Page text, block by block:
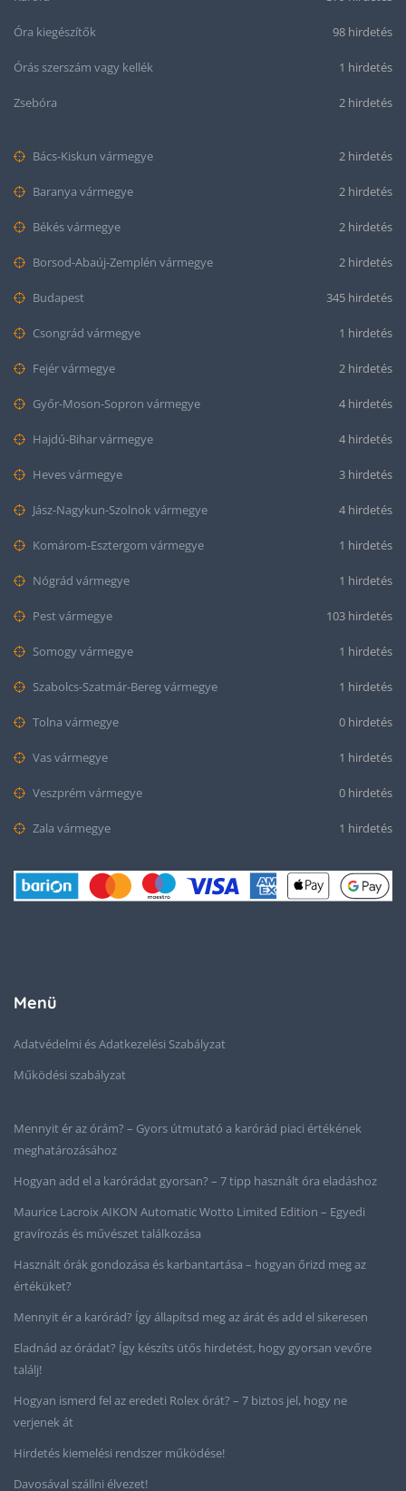
Óra kiegészítők 98 hirdetés
Órás szerszám vagy kellék 1 hirdetés
Zsebóra 2 hirdetés
Bács-Kiskun vármegye 2 hirdetés
Baranya vármegye 2 hirdetés
Békés vármegye 2 hirdetés
Borsod-Abaúj-Zemplén vármegye 2 hirdetés
Budapest 345 hirdetés
Csongrád vármegye 1 hirdetés
Fejér vármegye 2 hirdetés
Győr-Moson-Sopron vármegye 4 hirdetés
Hajdú-Bihar vármegye 4 hirdetés
Heves vármegye 3 hirdetés
Jász-Nagykun-Szolnok vármegye 4 hirdetés
Komárom-Esztergom vármegye 1 hirdetés
Nógrád vármegye 1 hirdetés
Pest vármegye 103 hirdetés
Somogy vármegye 1 hirdetés
Szabolcs-Szatmár-Bereg vármegye 1 hirdetés
Tolna vármegye 0 hirdetés
Vas vármegye 1 hirdetés
Veszprém vármegye 0 hirdetés
Zala vármegye 1 hirdetés
Menü
Adatvédelmi és Adatkezelési Szabályzat
Működési szabályzat
Mennyit ér az órám? – Gyors útmutató a karórád piaci értékének
meghatározásához
Hogyan add el a karórádat gyorsan? – 7 tipp használt óra eladáshoz
Maurice Lacroix AIKON Automatic Wotto Limited Edition – Egyedi
gravírozás és művészet találkozása
Használt órák gondozása és karbantartása – hogyan őrizd meg az
értéküket?
Mennyit ér a karórád? Így állapítsd meg az árát és add el sikeresen
Eladnád az órádat? Így készíts ütős hirdetést, hogy gyorsan vevőre
találj!
Hogyan ismerd fel az eredeti Rolex órát? – 7 biztos jel, hogy ne
verjenek át
Hirdetés kiemelési rendszer működése!
Davosával szállni élvezet!